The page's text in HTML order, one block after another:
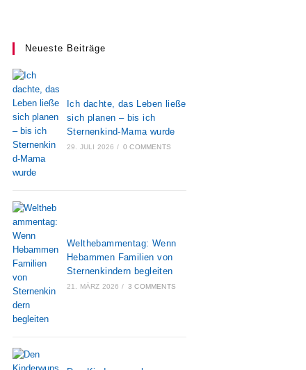
Neueste Beiträge
Ich dachte, das Leben ließe
sich planen – bis ich
Sternenkind-Mama wurde
29. JULI 2026 / 0 COMMENTS
Welthebammentag: Wenn
Hebammen Familien von
Sternenkindern begleiten
21. MÄRZ 2026 / 3 COMMENTS